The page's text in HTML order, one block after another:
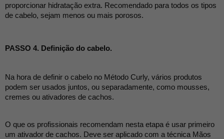
proporcionar hidratação extra. Recomendado para todos os tipos
de cabelo, sejam menos ou mais porosos.
PASSO 4. Definição do cabelo.
Na hora de definir o cabelo no Método Curly, vários produtos
podem ser usados juntos, ou separadamente, como mousses,
cremes ou ativadores de cachos.
O que os profissionais recomendam nesta etapa é usar primeiro
um ativador de cachos. Deve ser aplicado com a técnica Mãos